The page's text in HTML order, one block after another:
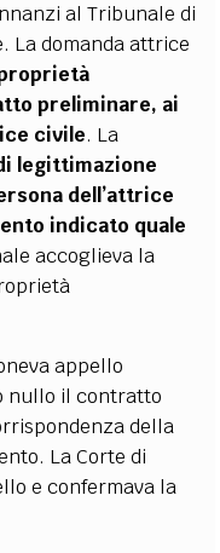
al Tribunale di
La domanda attrice
preliminare, ai
civile. La
legittimazione
dell’attrice
indicato quale
accoglieva la
appello
nullo il contratto
della
La Corte di
e confermava la